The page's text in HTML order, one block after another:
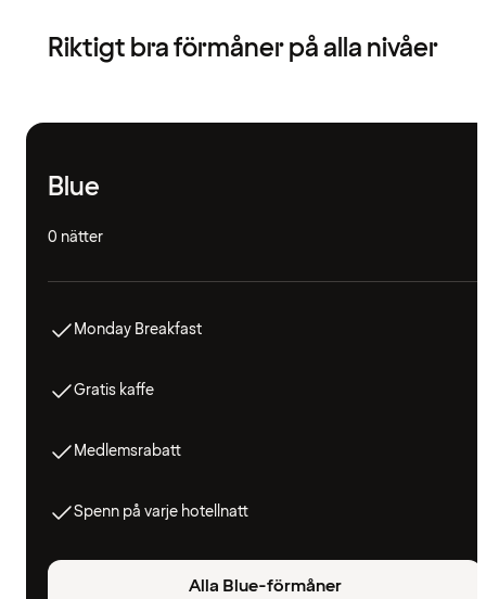
Riktigt bra förmåner på alla nivåer
Blue
0 nätter
Monday Breakfast
Gratis kaffe
Medlemsrabatt
Spenn på varje hotellnatt
Alla Blue-förmåner